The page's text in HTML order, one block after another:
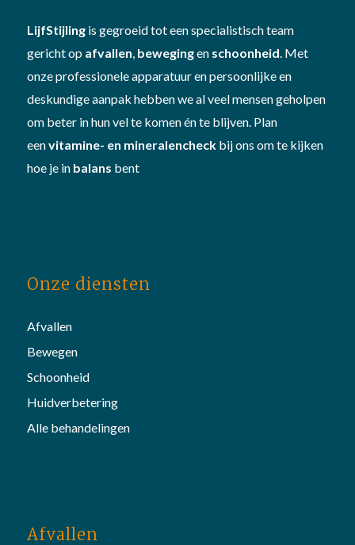
LijfStijlingis gegroeid tot een specialistisch team
gericht op afvallen, bewegingen schoonheid. Met
onze professionele apparatuur en persoonlijke en
deskundige aanpak hebben we al veel mensen geholpen
om beter in hun vel te komen én te blijven. Plan
eenvitamine- en mineralencheckbij ons om te kijken
hoe je in balans bent
Onze diensten
Afvallen
Bewegen
Schoonheid
Huidverbetering
Alle behandelingen
Afvallen